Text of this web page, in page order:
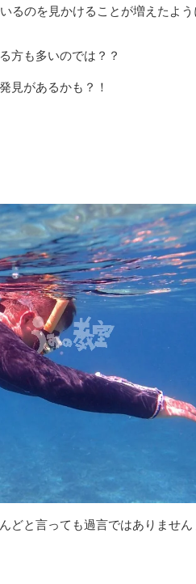
るのを見かけることが増えたよ
方も多いのでは？？
見があるかも？！
どと言っても過言ではありません